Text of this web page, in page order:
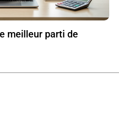
meilleur parti de